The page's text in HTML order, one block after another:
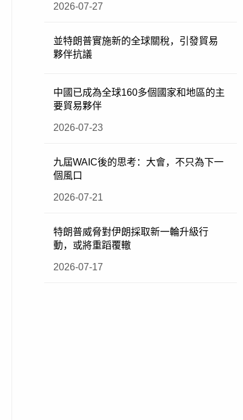
2026-07-27
並特朗普實施新的全球關稅，引發貿易
夥伴抗議
中國已成為全球160多個國家和地區的主
要貿易夥伴
2026-07-23
九屆WAIC後的思考：大會，不只為下一
個風口
2026-07-21
特朗普威脅對伊朗採取新一輪升級行
動，或將重蹈覆轍
2026-07-17